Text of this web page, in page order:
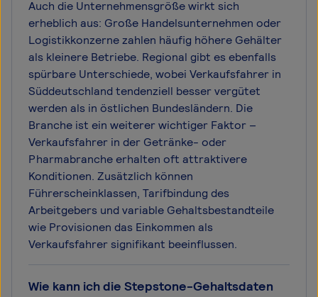
Auch die Unternehmensgröße wirkt sich
erheblich aus: Große Handelsunternehmen oder
Logistikkonzerne zahlen häufig höhere Gehälter
als kleinere Betriebe. Regional gibt es ebenfalls
spürbare Unterschiede, wobei Verkaufsfahrer in
Süddeutschland tendenziell besser vergütet
werden als in östlichen Bundesländern. Die
Branche ist ein weiterer wichtiger Faktor –
Verkaufsfahrer in der Getränke- oder
Pharmabranche erhalten oft attraktivere
Konditionen. Zusätzlich können
Führerscheinklassen, Tarifbindung des
Arbeitgebers und variable Gehaltsbestandteile
wie Provisionen das Einkommen als
Verkaufsfahrer signifikant beeinflussen.
Wie kann ich die Stepstone-Gehaltsdaten